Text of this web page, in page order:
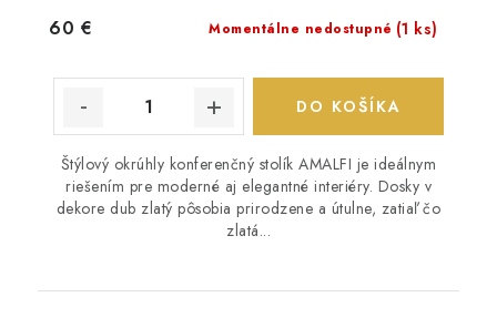
Momentálne nedostupné (1 ks)
60 €
DO KOŠÍKA
Štýlový okrúhly konferenčný stolík AMALFI je ideálnym
riešením pre moderné aj elegantné interiéry. Dosky v
dekore dub zlatý pôsobia prirodzene a útulne, zatiaľ čo
zlatá...